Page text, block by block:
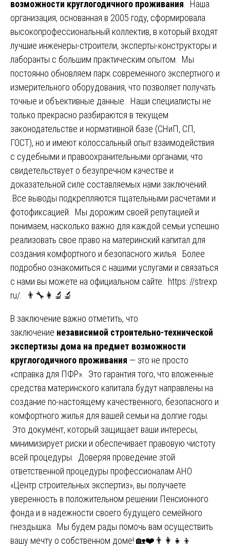
возможности круглогодичного проживания . Наша
организация, основанная в 2005 году, сформировала
высокопрофессиональный коллектив, в который входят
лучшие инженеры-строители, эксперты-конструкторы и
лаборанты с большим практическим опытом. Мы
постоянно обновляем парк современного экспертного и
измерительного оборудования, что позволяет получать
точные и объективные данные. Наши специалисты не
только прекрасно разбираются в текущем
законодательстве и нормативной базе (СНиП, СП,
ГОСТ), но и имеют колоссальный опыт взаимодействия
с судебными и правоохранительными органами, что
свидетельствует о безупречном качестве и
доказательной силе составляемых нами заключений.
Все выводы подкрепляются тщательными расчетами и
фотофиксацией. Мы дорожим своей репутацией и
понимаем, насколько важно для каждой семьи успешно
реализовать свое право на материнский капитал для
создания комфортного и безопасного жилья. Более
подробно ознакомиться с нашими услугами и связаться
с нами вы можете на официальном сайте: https: //strexp.
ru/ . 👨‍🔧👩‍🔬🔬
В заключение важно отметить, что
заключение независимой строительно-технической
экспертизы дома на предмет возможности
круглогодичного проживания — это не просто
«справка для ПФР». Это гарантия того, что вложенные
средства материнского капитала будут направлены на
создание по-настоящему качественного, безопасного и
комфортного жилья для вашей семьи на долгие годы.
Это документ, который защищает ваши интересы,
минимизирует риски и обеспечивает правовую чистоту
всей процедуры. Доверяя проведение этой
ответственной процедуры профессионалам АНО
«Центр строительных экспертиз», вы получаете
уверенность в положительном решении Пенсионного
фонда и в надежности своего будущего семейного
гнездышка. Мы будем рады помочь вам осуществить
вашу мечту о собственном доме! 🏡❤️👨‍👩‍👧‍👦